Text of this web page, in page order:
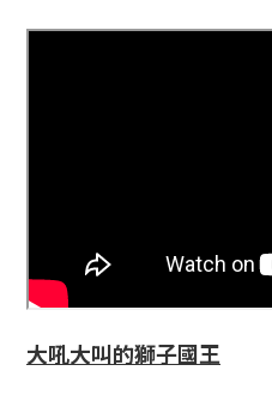
大吼大叫的獅子國王